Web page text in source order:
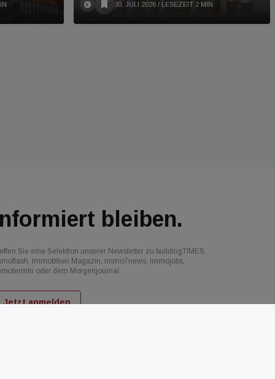
30. JULI 2026 / LESEZEIT 2 MIN
bleiben.
Sie eine Selektion unserer Newsletter zu buildingTIMES,
Immobilien Magazin, immo7news, immojobs,
oder dem Morgenjournal
Jetzt anmelden